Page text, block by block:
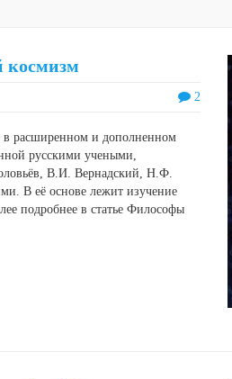
космизм
2
в расширенном и дополненном
русскими учеными,
В.И. Вернадский, Н.Ф.
В её основе лежит изучение
подробнее в статье Философы